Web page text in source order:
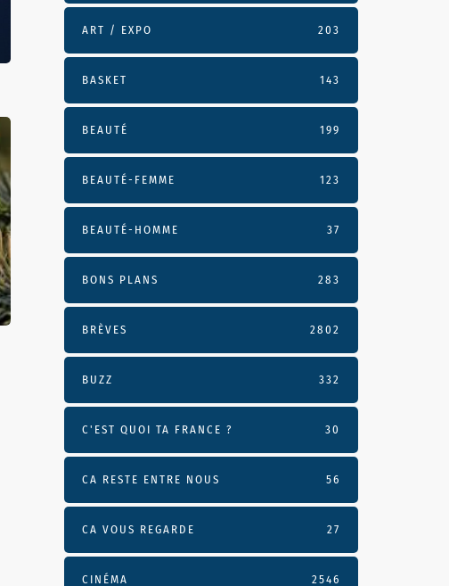
ART / EXPO 203
BASKET 143
BEAUTÉ 199
BEAUTÉ-FEMME 123
BEAUTÉ-HOMME 37
BONS PLANS 283
BRÈVES 2802
BUZZ 332
C'EST QUOI TA FRANCE ? 30
CA RESTE ENTRE NOUS 56
CA VOUS REGARDE 27
CINÉMA 2546